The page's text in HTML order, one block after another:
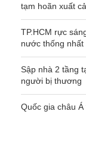
tạm hoãn xuất
TP.HCM rực
nước thống nhất
Sập nhà 2 tầng
người bị thương
Quốc gia châu